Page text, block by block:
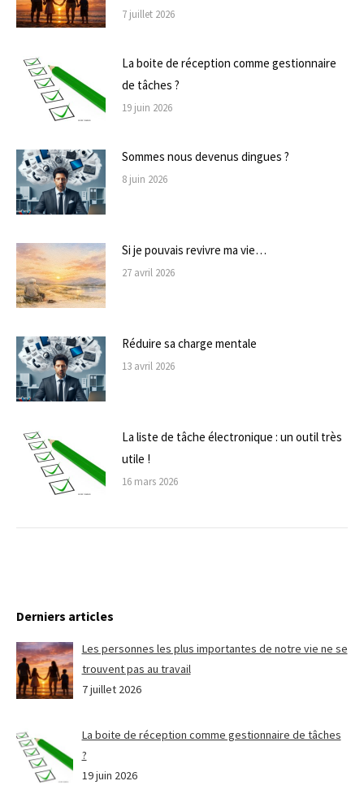
7 juillet 2026
La boite de réception comme gestionnaire
de tâches ?
19 juin 2026
Sommes nous devenus dingues ?
8 juin 2026
Si je pouvais revivre ma vie…
27 avril 2026
Réduire sa charge mentale
13 avril 2026
La liste de tâche électronique : un outil très
utile !
16 mars 2026
Derniers articles
Les personnes les plus importantes de notre vie ne se
trouvent pas au travail
7 juillet 2026
La boite de réception comme gestionnaire de tâches
?
19 juin 2026